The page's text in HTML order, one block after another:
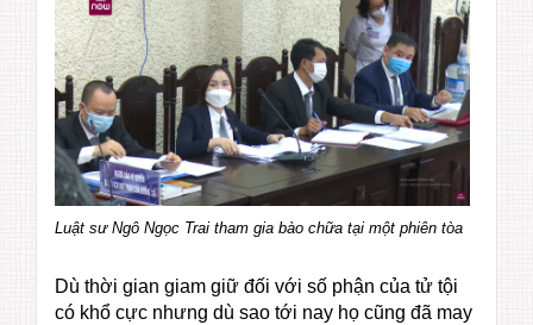
Luật sư Ngô Ngọc Trai tham gia bào chữa tại một phiên tòa
Dù thời gian giam giữ đối với số phận của tử tội
có khổ cực nhưng dù sao tới nay họ cũng đã may